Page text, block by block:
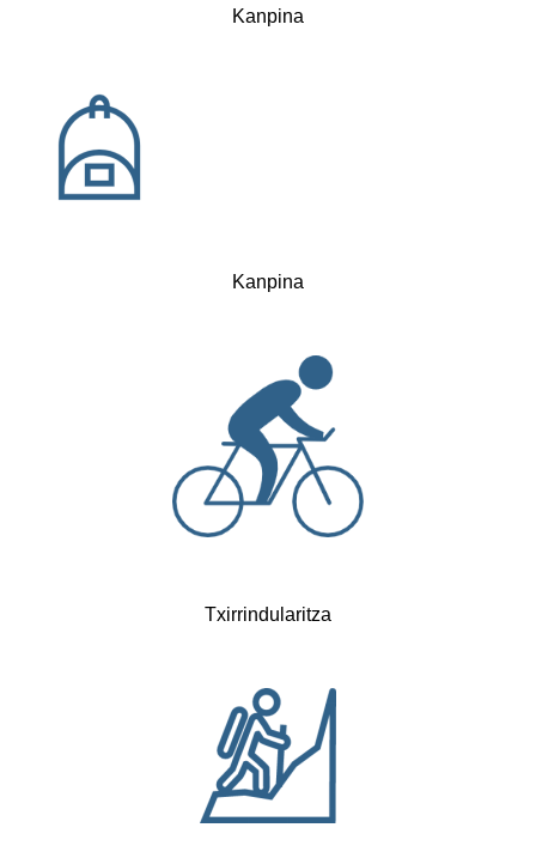
Kanpina
Kanpina
Txirrindularitza